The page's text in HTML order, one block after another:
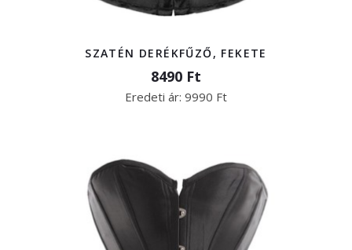
SZATÉN DERÉKFŰZŐ, FEKETE
8490 Ft
Eredeti ár: 9990 Ft